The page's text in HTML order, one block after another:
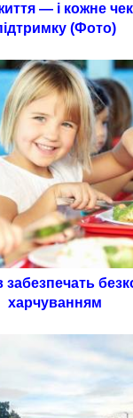
— і кожне
(Фото)
забезпечать
харчуванням